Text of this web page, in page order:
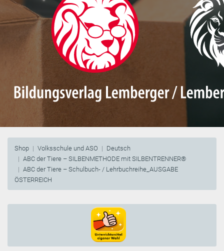
Shop Volksschule und ASO
Deutsch
ABC der Tiere – SILBENMETHODE mit SILBENTRENNER®
ABC der Tiere – Schulbuch- / Lehrbuchreihe_AUSGABE
ÖSTERREICH